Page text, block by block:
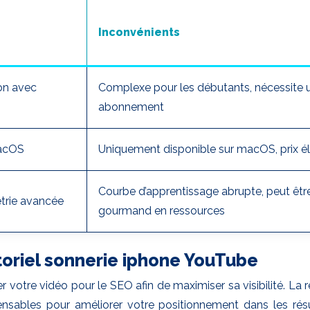
Inconvénients
avec
Complexe pour les débutants, nécessite
abonnement
Uniquement disponible sur macOS, prix
avancée
Courbe d’apprentissage abrupte, peut
gourmand en ressources
sonnerie iphone YouTube
votre vidéo pour le SEO afin de maximiser sa visibilité.
pour améliorer votre positionnement dans les